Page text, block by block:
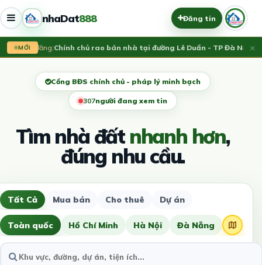
nhaDat888 Đăng tin
MỚI
Vừa đăng:Chính chủ rao bán nhà tại đường Lê Duẩn - TP Đà Nẵng;×
Cổng BĐS chính chủ - pháp lý minh bạch
310người đang xem tin
Tìm nhà đấtnhanh hơn,
đúng nhu cầu.
Tất Cả Mua bán Cho thuê Dự án
Toàn quốc Hồ Chí Minh Hà Nội Đà Nẵng